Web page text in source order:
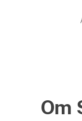
Om